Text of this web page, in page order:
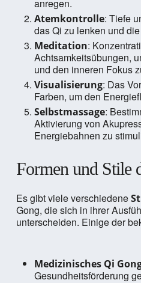
anregen.
Atemkontrolle: Tiefe
das Qi zu lenken und
Meditation:
Achtsamkeitsübungen,
und den inneren Fokus
Visualisierung: Das
Farben, um den
Selbstmassage:
Aktivierung von
Energiebahnen zu
Formen und Stile
Es gibt viele verschiedene
Gong, die sich in ihrer
unterscheiden. Einige der
Medizinisches Qi
Gesundheitsförderung